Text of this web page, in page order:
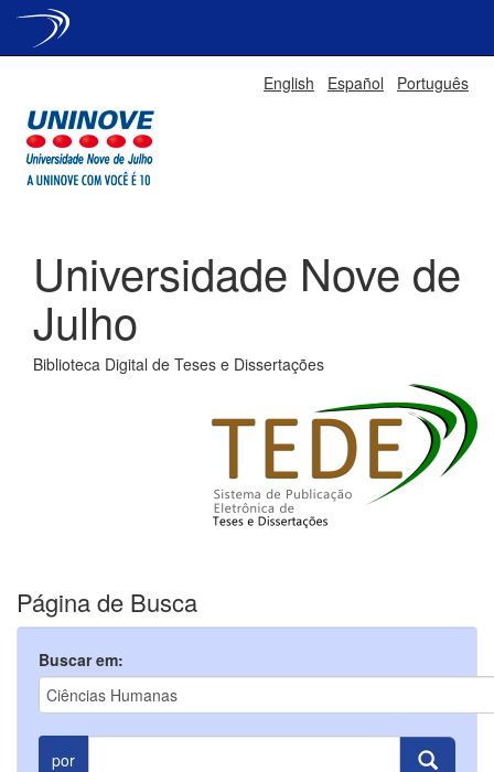
English Español Português
Universidade Nove de
Julho
Biblioteca Digital de Teses e Dissertações
Página de Busca
Buscar em:
por